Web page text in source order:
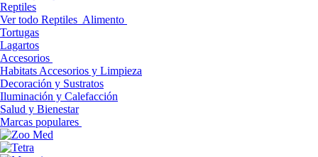
Reptiles
Ver todo Reptiles Alimento
Tortugas
Lagartos
Accesorios
Habitats Accesorios y Limpieza
Decoración y Sustratos
Iluminación y Calefacción
Salud y Bienestar
Marcas populares